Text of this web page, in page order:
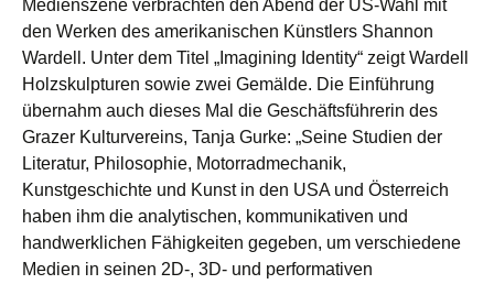
Medienszene verbrachten den Abend der US-Wahl mit
den Werken des amerikanischen Künstlers Shannon
Wardell. Unter dem Titel „Imagining Identity“ zeigt Wardell
Holzskulpturen sowie zwei Gemälde. Die Einführung
übernahm auch dieses Mal die Geschäftsführerin des
Grazer Kulturvereins, Tanja Gurke: „Seine Studien der
Literatur, Philosophie, Motorradmechanik,
Kunstgeschichte und Kunst in den USA und Österreich
haben ihm die analytischen, kommunikativen und
handwerklichen Fähigkeiten gegeben, um verschiedene
Medien in seinen 2D-, 3D- und performativen